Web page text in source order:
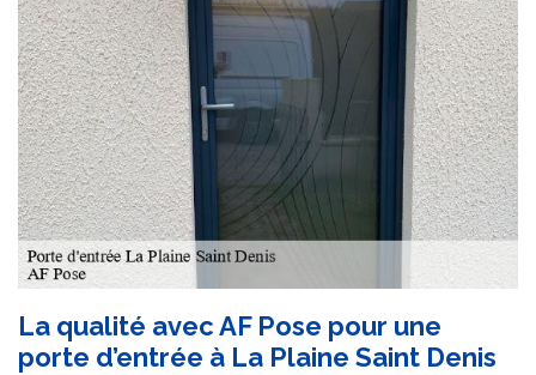
La qualité avec AF Pose pour une
porte d’entrée à La Plaine Saint Denis